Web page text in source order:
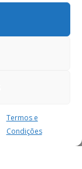
Termos e
Condições